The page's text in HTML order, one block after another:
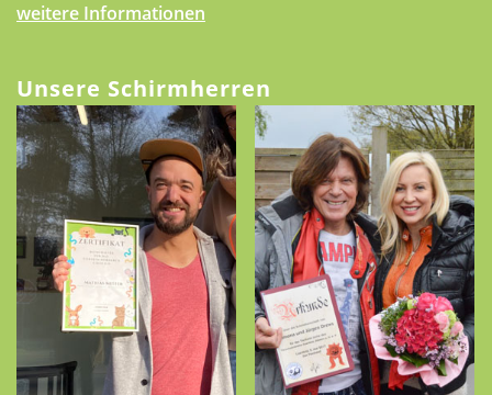
weitere Informationen
Unsere Schirmherren